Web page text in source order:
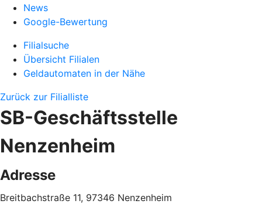
News
Google-Bewertung
Filialsuche
Übersicht Filialen
Geldautomaten in der Nähe
Zurück zur Filialliste
SB-Geschäftsstelle
Nenzenheim
Adresse
Breitbachstraße 11, 97346 Nenzenheim